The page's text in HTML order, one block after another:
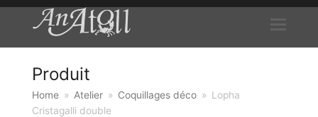
Produit
Home » Atelier » Coquillages déco » Lopha
Cristagalli double